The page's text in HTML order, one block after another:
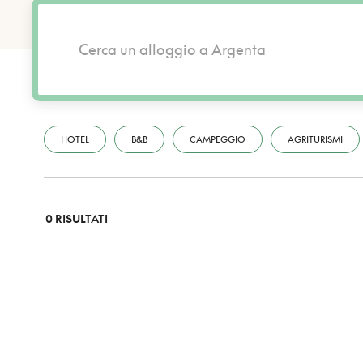
HOTEL B&B CAMPEGGIO AGRITURISMI
0 RISULTATI